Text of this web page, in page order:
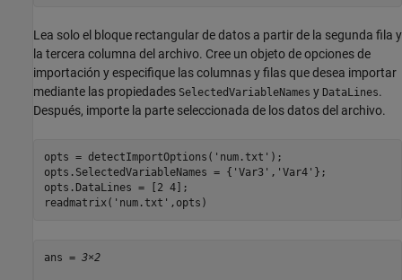
Lea solo el bloque rectangular de datos a partir de la segunda fila y
la tercera columna del archivo. Cree un objeto de opciones de
importación y especifique las columnas y filas que desea importar
mediante las propiedades SelectedVariableNames y DataLines.
Después, importe la parte seleccionada de los datos del archivo.
opts = detectImportOptions( 'num.txt' );
opts.SelectedVariableNames = { 'Var3' , 'Var4' };
opts.DataLines = [2 4];
readmatrix( 'num.txt' ,opts)
ans = 3×2